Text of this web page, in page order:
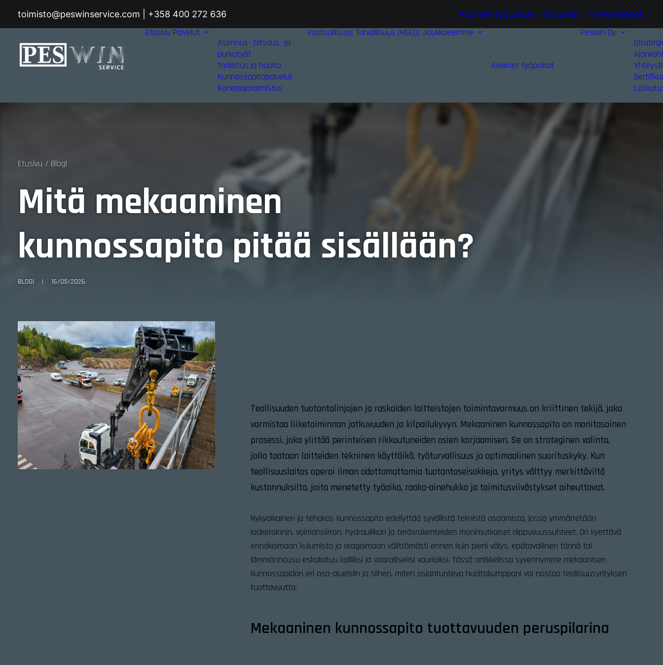
toimisto@peswinservice.com | +358 400 272 636 Avoimet työpaikat Urapolut Yhteystiedot
Etusivu Palvelut
Asennus- hitsaus -ja
purkutyöt
Tarkistus ja huolto
Kunnossapitopalvelut
Konepajavalmistus
Vastuullisuus Turvallisuus (HSEQ) Joukkueemme
Avoimet työpaikat
Peswin Oy
Etusivu Blogi
Mitä mekaaninen
kunnossapito pitää sisällään?
BLOGI | 16/05/2026
Teollisuuden tuotantolinjojen ja raskaiden laitteistojen toimintavarmuus on kriittinen tekijä, joka
varmistaa liiketoiminnan jatkuvuuden ja kilpailukyvyn. Mekaaninen kunnossapito on monitasoinen
prosessi, joka ylittää perinteisen rikkoutuneiden osien korjaamisen. Se on strateginen valinta,
jolla taataan laitteiden tekninen käyttöikä, työturvallisuus ja optimaalinen suorituskyky. Kun
teollisuuslaitos operoi ilman odottamattomia tuotantoseisokkeja, yritys välttyy merkittäviltä
kustannuksilta, joita menetetty työaika, raaka-ainehukka ja toimitusviivästykset aiheuttavat.
Nykyaikainen ja tehokas kunnossapito edellyttää syvällistä teknistä osaamista, jossa ymmärretään
laakeroinnin, voimansiirron, hydrauliikan ja teräsrakenteiden monimutkaiset riippuvuussuhteet. On kyettävä
ennakoimaan kulumista ja reagoimaan välittömästi ennen kuin pieni välys, epätavallinen tärinä tai
lämmönnousu eskaloituu kalliiksi ja vaaralliseksi vaurioiksi. Tässä artikkelissa syvennymme mekaanisen
kunnossapidon eri osa-alueisiin ja siihen, miten asiantunteva huoltokumppani voi nostaa teollisuusyrityksen
tuottavuutta.
Mekaaninen kunnossapito tuottavuuden peruspilarina